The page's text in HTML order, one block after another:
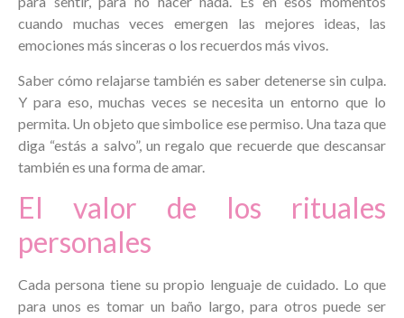
cuando muchas veces emergen las mejores ideas, las
emociones más sinceras o los recuerdos más vivos.
Saber cómo relajarse también es saber detenerse sin culpa.
Y para eso, muchas veces se necesita un entorno que lo
permita. Un objeto que simbolice ese permiso. Una taza que
diga “estás a salvo”, un regalo que recuerde que descansar
también es una forma de amar.
El valor de los rituales
personales
Cada persona tiene su propio lenguaje de cuidado. Lo que
para unos es tomar un baño largo, para otros puede ser